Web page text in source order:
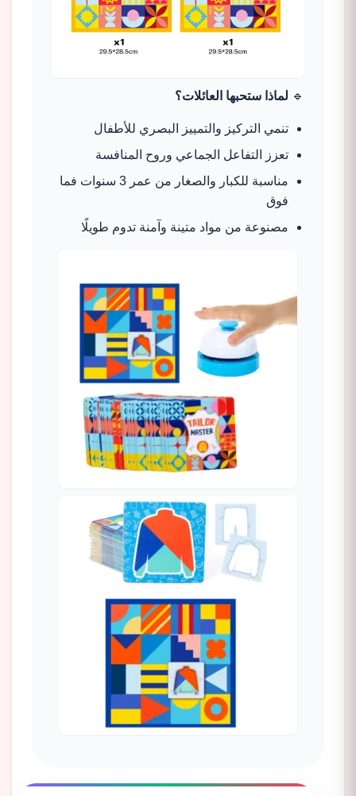
🔹 لماذا ستحبها العائلات؟
تنمي التركيز والتمييز البصري للأطفال
تعزز التفاعل الجماعي وروح المنافسة
مناسبة للكبار والصغار من عمر 3 سنوات فما
فوق
مصنوعة من مواد متينة وآمنة تدوم طويلًا